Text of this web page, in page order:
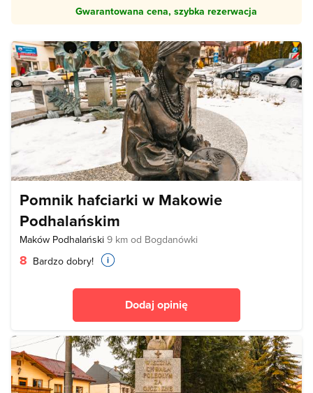
Gwarantowana cena, szybka rezerwacja
Pomnik hafciarki w Makowie
Podhalańskim
Maków Podhalański 9 km od Bogdanówki
8 Bardzo dobry!
Dodaj opinię